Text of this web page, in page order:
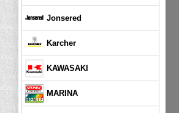
Jonsered
Karcher
KAWASAKI
MARINA